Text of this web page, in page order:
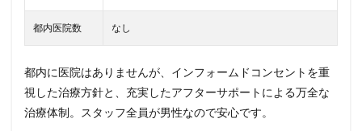
都内医院数 なし
都内に医院はありませんが、インフォームドコンセントを重
視した治療方針と、充実したアフターサポートによる万全な
治療体制。スタッフ全員が男性なので安心です。